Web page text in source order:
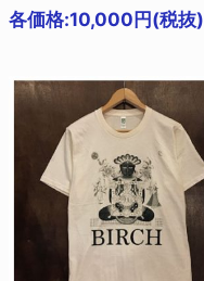
各価格:10,000円(税抜)